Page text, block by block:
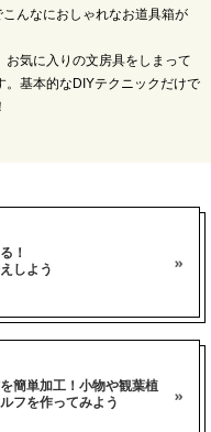
んなにおしゃれなお道具箱が
気に入りの文房具をしまって
。基本的なDIYテクニックだけで
！
しよう
簡単加工！小物や観葉植
フを作ってみよう